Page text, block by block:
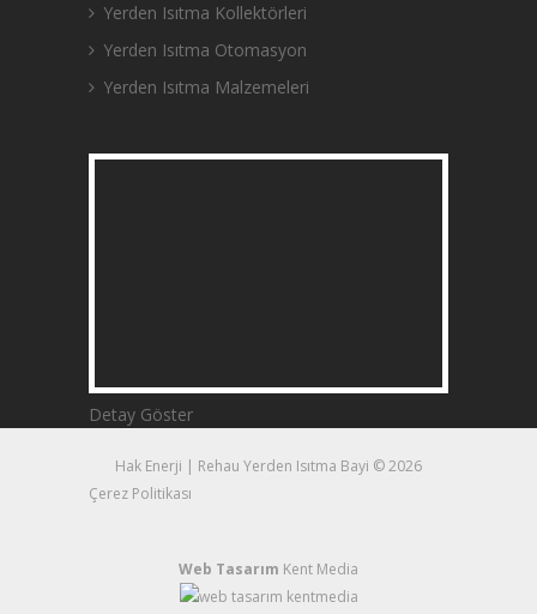
Yerden Isıtma Kollektörleri
Yerden Isıtma Otomasyon
Yerden Isıtma Malzemeleri
Detay Göster
Hak Enerji | Rehau Yerden Isıtma Bayi © 2026
Çerez Politikası
Web Tasarım Kent Media